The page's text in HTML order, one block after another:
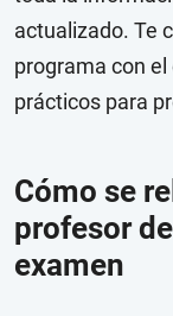
actualizado. Te
programa con
prácticos para
Cómo se
profesor
examen